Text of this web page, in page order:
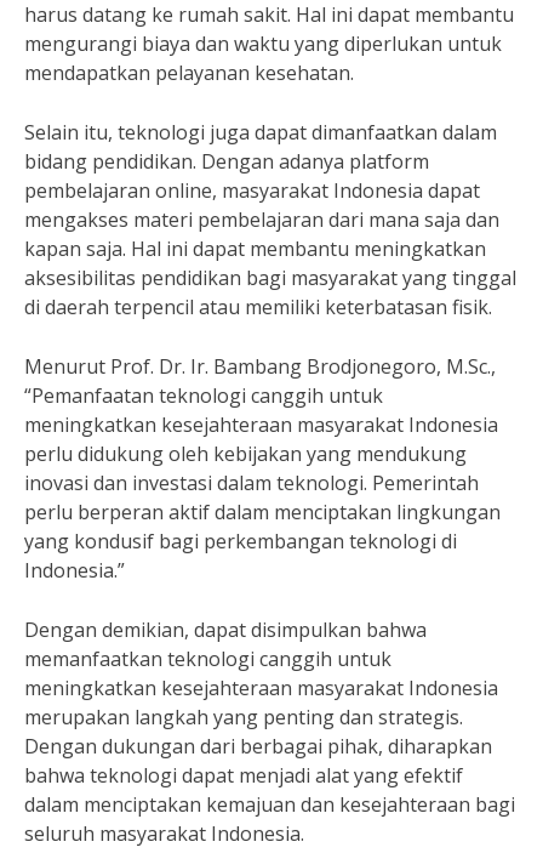
harus datang ke rumah sakit. Hal ini dapat membantu
mengurangi biaya dan waktu yang diperlukan untuk
mendapatkan pelayanan kesehatan.
Selain itu, teknologi juga dapat dimanfaatkan dalam
bidang pendidikan. Dengan adanya platform
pembelajaran online, masyarakat Indonesia dapat
mengakses materi pembelajaran dari mana saja dan
kapan saja. Hal ini dapat membantu meningkatkan
aksesibilitas pendidikan bagi masyarakat yang tinggal
di daerah terpencil atau memiliki keterbatasan fisik.
Menurut Prof. Dr. Ir. Bambang Brodjonegoro, M.Sc.,
“Pemanfaatan teknologi canggih untuk
meningkatkan kesejahteraan masyarakat Indonesia
perlu didukung oleh kebijakan yang mendukung
inovasi dan investasi dalam teknologi. Pemerintah
perlu berperan aktif dalam menciptakan lingkungan
yang kondusif bagi perkembangan teknologi di
Indonesia.”
Dengan demikian, dapat disimpulkan bahwa
memanfaatkan teknologi canggih untuk
meningkatkan kesejahteraan masyarakat Indonesia
merupakan langkah yang penting dan strategis.
Dengan dukungan dari berbagai pihak, diharapkan
bahwa teknologi dapat menjadi alat yang efektif
dalam menciptakan kemajuan dan kesejahteraan bagi
seluruh masyarakat Indonesia.